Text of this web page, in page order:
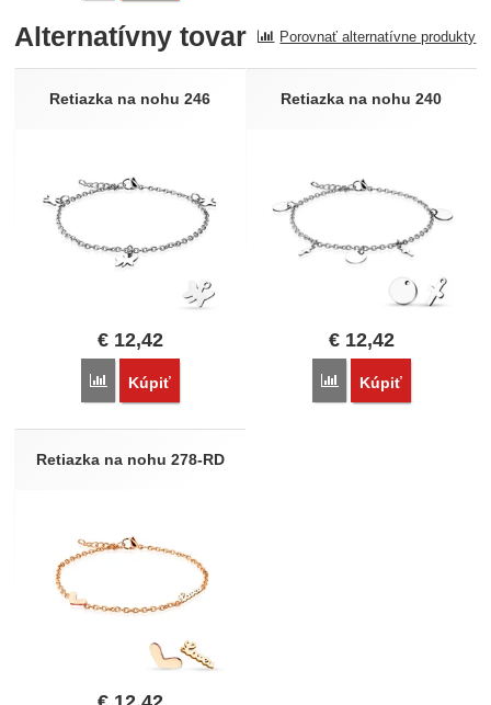
Alternatívny tovar Porovnať alternatívne produkty
Retiazka na nohu 246
€ 12,42
Porovnať
Kúpiť
Retiazka na nohu 240
€12,42
Porovnať
Kúpiť
Retiazka na nohu 278-RD